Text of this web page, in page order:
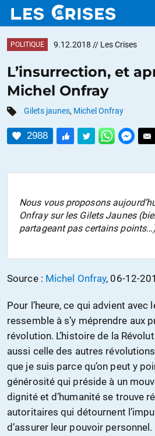
DOSSIERS
CATÉGORIES
CONTACTER
FAIRE UN
POLITIQUE 9.12.2018 // Les Crises
L’insurrection, et
Michel Onfray
Gilets jaunes, Michel Onfray
2988
Nous vous proposons
Onfray sur les Gilets Jaunes
partageant pas certains
Source : Michel Onfray, 06-12-
Pour l’heure, ce qui advient avec
ressemble à s’y méprendre aux
révolution. L’histoire de la
aussi celle des autres
que je suis parce qu’on peut y
générosité qui préside à un
dignité et d’humanité se trouve
autoritaires qui détournent
d’assurer leur pouvoir